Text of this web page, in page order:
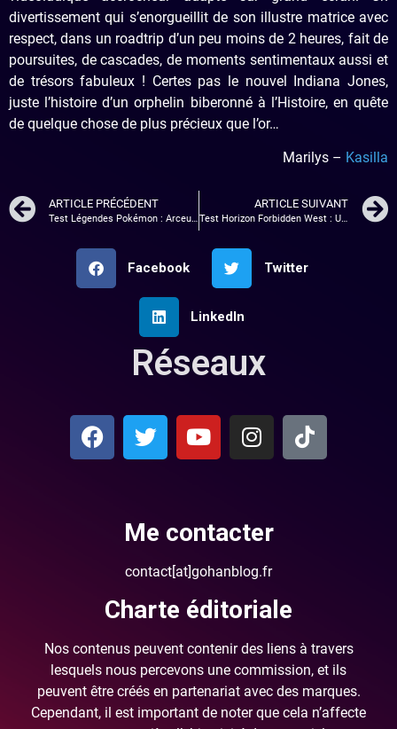
divertissement qui s’enorgueillit de son illustre matrice avec
respect, dans un roadtrip d’un peu moins de 2 heures, fait de
poursuites, de cascades, de moments sentimentaux aussi et
de trésors fabuleux ! Certes pas le nouvel Indiana Jones,
juste l’histoire d’un orphelin biberonné à l’Histoire, en quête
de quelque chose de plus précieux que l’or…
Marilys – Kasilla
ARTICLE PRÉCÉDENT
Test Légendes Pokémon : Arceus, enfin du nouveau ?
ARTICLE SUIVANT
Test Horizon Forbidden West : Une suite de bonne Aloy ?
Facebook Twitter
LinkedIn
Réseaux
Me contacter
contact[at]gohanblog.fr
Charte éditoriale
Nos contenus peuvent contenir des liens à travers
lesquels nous percevons une commission, et ils
peuvent être créés en partenariat avec des marques.
Cependant, il est important de noter que cela n’affecte